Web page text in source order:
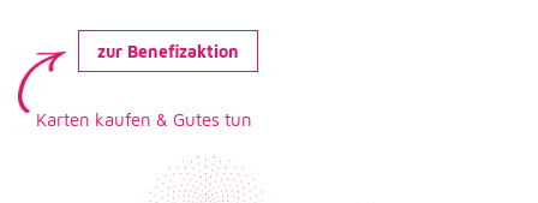
zur Benefizaktion
Karten kaufen & Gutes tun